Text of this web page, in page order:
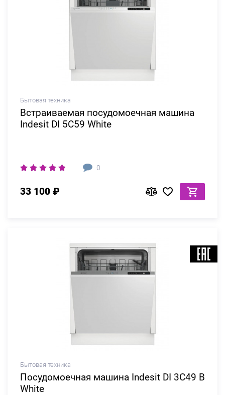
Бытовая техника
Встраиваемая посудомоечная машина
Indesit DI 5C59 White
0
33 100 ₽
Бытовая техника
Посудомоечная машина Indesit DI 3C49 B
White